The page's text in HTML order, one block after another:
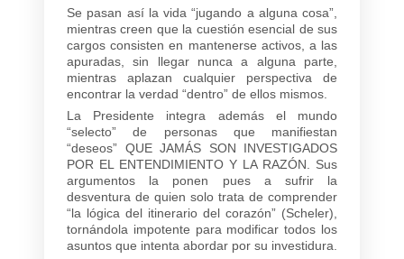
Se pasan así la vida “jugando a alguna cosa”,
mientras creen que la cuestión esencial de sus
cargos consisten en mantenerse activos, a las
apuradas, sin llegar nunca a alguna parte,
mientras aplazan cualquier perspectiva de
encontrar la verdad “dentro” de ellos mismos.
La Presidente integra además el mundo
“selecto” de personas que manifiestan
“deseos” QUE JAMÁS SON INVESTIGADOS
POR EL ENTENDIMIENTO Y LA RAZÓN. Sus
argumentos la ponen pues a sufrir la
desventura de quien solo trata de comprender
“la lógica del itinerario del corazón” (Scheler),
tornándola impotente para modificar todos los
asuntos que intenta abordar por su investidura.